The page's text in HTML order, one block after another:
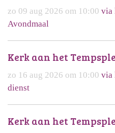
zo 09 aug 2026 om 10:00 via
Avondmaal
Kerk aan het
zo 16 aug 2026 om 10:00 via
dienst
Kerk aan het